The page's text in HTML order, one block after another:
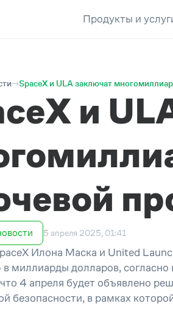
Продукты и
SpaceX и ULA заключат
и
5 апреля 2025, 01:41
Илона Маска и United
миллиарды долларов,
4 апреля будет объявлено
безопасности, в рамках